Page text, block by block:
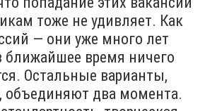
тоже не удивляет. Как
— они уже много лет
ближайшее время ничего
Остальные варианты,
объединяют два момента.